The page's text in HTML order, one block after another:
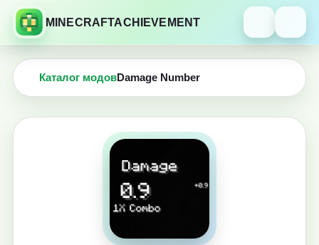
MINECRAFTACHIEVEMENT
Каталог модовDamage Number